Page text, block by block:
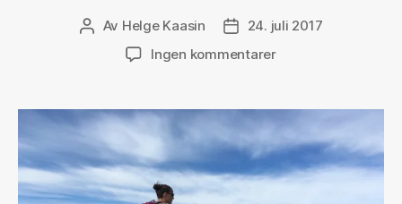
Innleggsforfatter
Av Helge Kaasin Publiseringsdato
24. juli 2017
Ingen kommentarertil
meter
opp
fra
fjæresteinene